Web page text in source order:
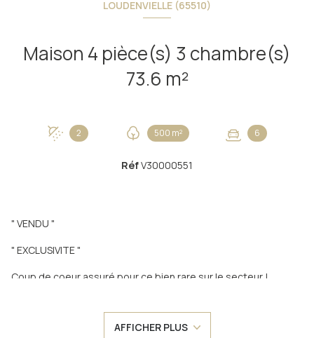
LOUDENVIELLE (65510)
Maison 4 pièce(s) 3 chambre(s)
73.6 m²
2 500 m² 6
RéfV30000551
" VENDU "
" EXCLUSIVITE "
Coup de coeur assuré pour ce bien rare sur le secteur !
début des années 2000.
Nichée dans un environnement naturel et protégé, cette
AFFICHER PLUS